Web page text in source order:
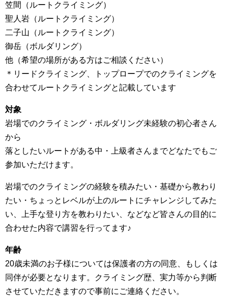
笠間（ルートクライミング）
聖人岩（ルートクライミング）
二子山（ルートクライミング）
御岳（ボルダリング）
他（希望の場所がある方はご相談ください）
＊リードクライミング、トップロープでのクライミングを
合わせてルートクライミングと記載しています
対象
岩場でのクライミング・ボルダリング未経験の初心者さん
から
落としたいルートがある中・上級者さんまでどなたでもご
参加いただけます。
岩場でのクライミングの経験を積みたい・基礎から教わり
たい・ちょっとレベルが上のルートにチャレンジしてみた
い、上手な登り方を教わりたい、などなど皆さんの目的に
合わせた内容で講習を行ってます♪
年齢
20歳未満のお子様については保護者の方の同意、もしくは
同伴が必要となります。クライミング歴、実力等から判断
させていただきますので事前にご連絡ください。